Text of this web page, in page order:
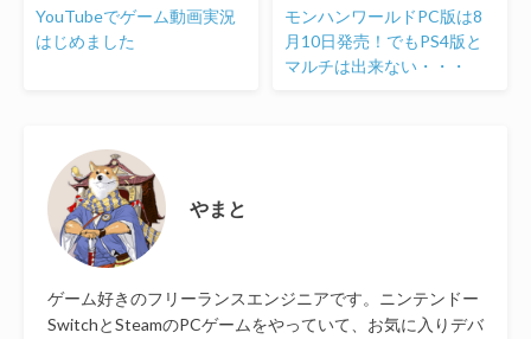
YouTubeでゲーム動画実況
はじめました
モンハンワールドPC版は8
月10日発売！でもPS4版と
マルチは出来ない・・・
やまと
ゲーム好きのフリーランスエンジニアです。ニンテンドー
SwitchとSteamのPCゲームをやっていて、お気に入りデバ